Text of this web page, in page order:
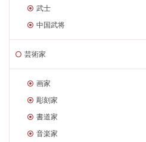
武士
中国武将
芸術家
画家
彫刻家
書道家
音楽家